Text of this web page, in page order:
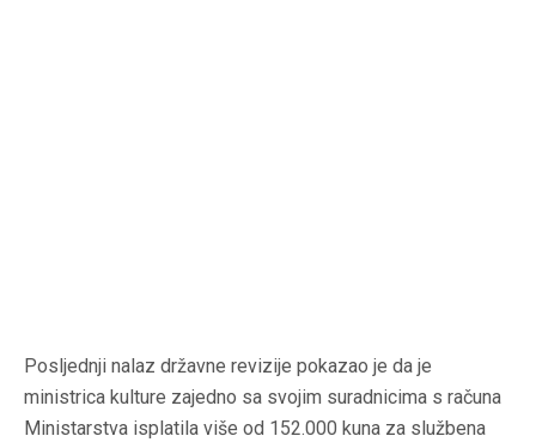
Posljednji nalaz državne revizije pokazao je da je
ministrica kulture zajedno sa svojim suradnicima s računa
Ministarstva isplatila više od 152.000 kuna za službena